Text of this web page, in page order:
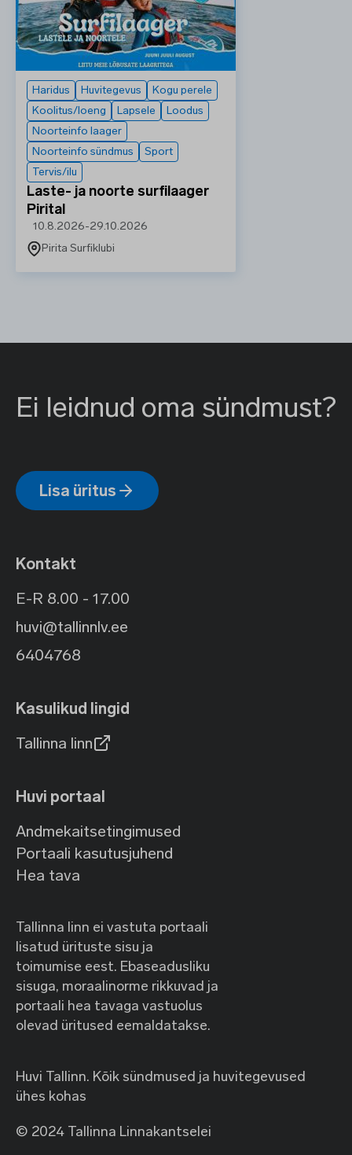
Haridus Huvitegevus
Kogu perele
Koolitus/loeng
Lapsele
Loodus
Noorteinfo laager
Noorteinfo sündmus
Sport
Tervis/ilu
Laste- ja noorte surfilaager
Pirital
10.8.2026-29.10.2026
Pirita Surfiklubi
Ei leidnud oma sündmust?
Lisa üritus
Kontakt
E-R 8.00 - 17.00
huvi@tallinnlv.ee
6404768
Kasulikud lingid
Tallinna linn
Huvi portaal
Andmekaitsetingimused
Portaali kasutusjuhend
Hea tava
Tallinna linn ei vastuta portaali
lisatud ürituste sisu ja
toimumise eest. Ebaseadusliku
sisuga, moraalinorme rikkuvad ja
portaali hea tavaga vastuolus
olevad üritused eemaldatakse.
Huvi Tallinn. Kõik sündmused ja huvitegevused
ühes kohas
© 2024 Tallinna Linnakantselei